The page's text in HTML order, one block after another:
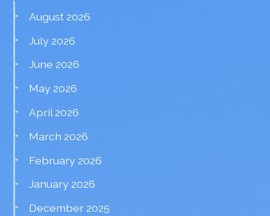
August 2026
July 2026
June 2026
May 2026
April 2026
March 2026
February 2026
January 2026
December 2025